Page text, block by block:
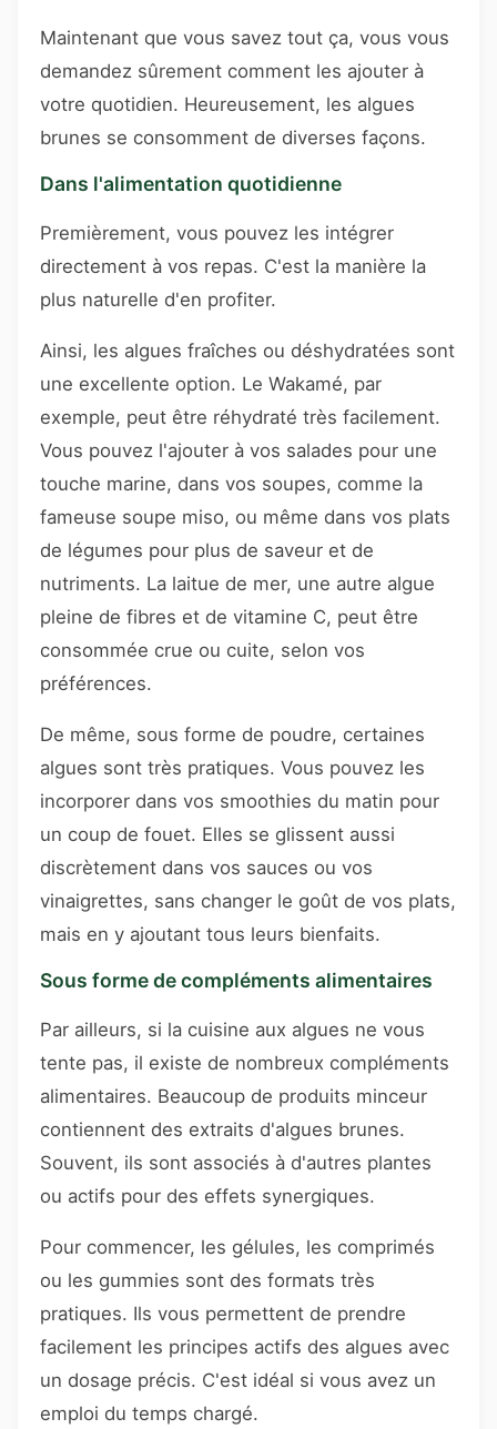
Maintenant que vous savez tout ça, vous vous
demandez sûrement comment les ajouter à
votre quotidien. Heureusement, les algues
brunes se consomment de diverses façons.
Dans l'alimentation quotidienne
Premièrement, vous pouvez les intégrer
directement à vos repas. C'est la manière la
plus naturelle d'en profiter.
Ainsi, les algues fraîches ou déshydratées sont
une excellente option. Le Wakamé, par
exemple, peut être réhydraté très facilement.
Vous pouvez l'ajouter à vos salades pour une
touche marine, dans vos soupes, comme la
fameuse soupe miso, ou même dans vos plats
de légumes pour plus de saveur et de
nutriments. La laitue de mer, une autre algue
pleine de fibres et de vitamine C, peut être
consommée crue ou cuite, selon vos
préférences.
De même, sous forme de poudre, certaines
algues sont très pratiques. Vous pouvez les
incorporer dans vos smoothies du matin pour
un coup de fouet. Elles se glissent aussi
discrètement dans vos sauces ou vos
vinaigrettes, sans changer le goût de vos plats,
mais en y ajoutant tous leurs bienfaits.
Sous forme de compléments alimentaires
Par ailleurs, si la cuisine aux algues ne vous
tente pas, il existe de nombreux compléments
alimentaires. Beaucoup de produits minceur
contiennent des extraits d'algues brunes.
Souvent, ils sont associés à d'autres plantes
ou actifs pour des effets synergiques.
Pour commencer, les gélules, les comprimés
ou les gummies sont des formats très
pratiques. Ils vous permettent de prendre
facilement les principes actifs des algues avec
un dosage précis. C'est idéal si vous avez un
emploi du temps chargé.